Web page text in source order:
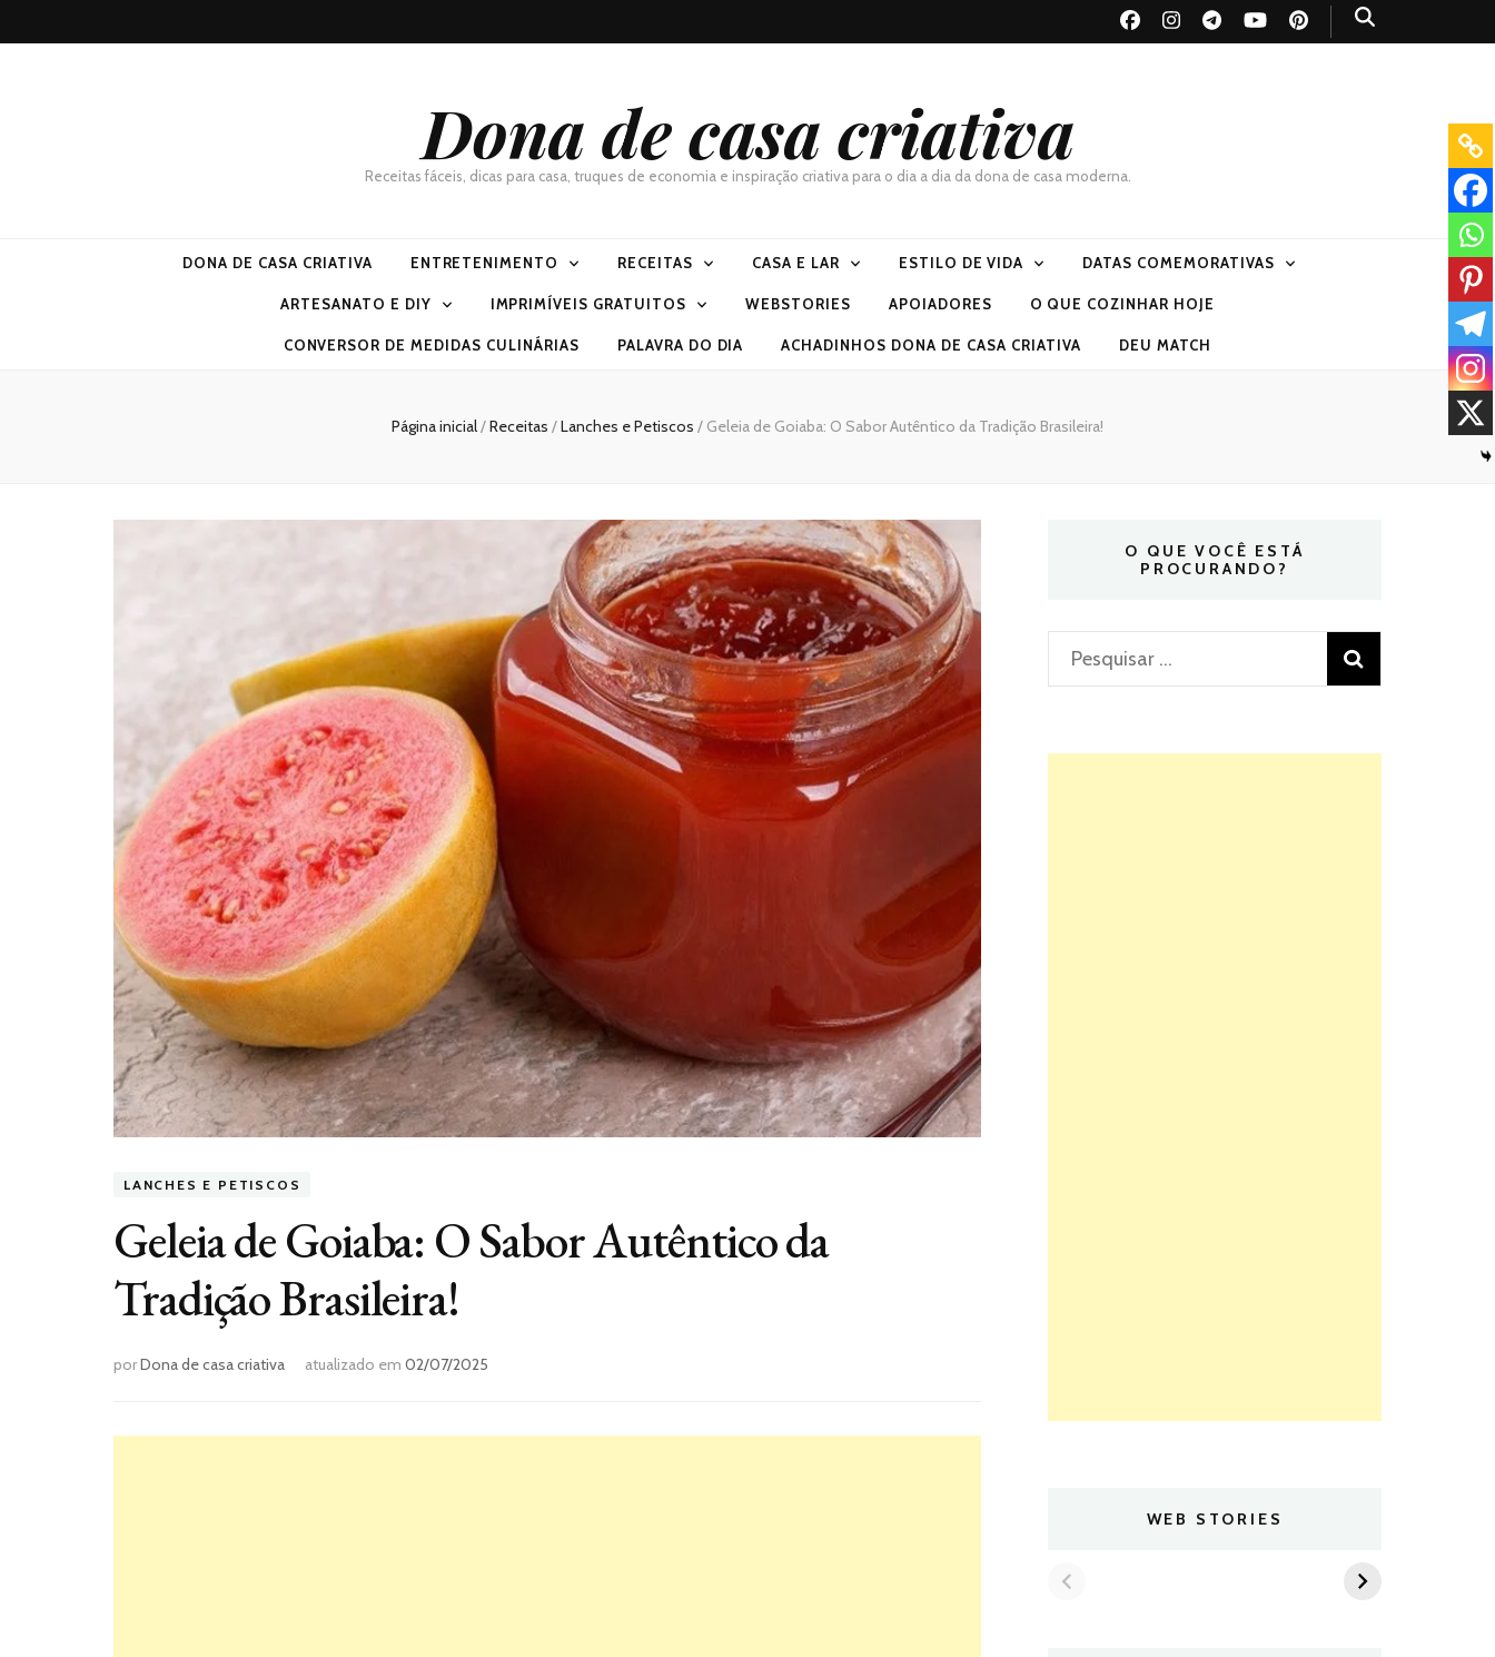
Dona de casa criativa
Receitas fáceis, dicas para casa, truques de economia e inspiração criativa para o dia a dia da dona de casa moderna.
DONA DE CASA CRIATIVA ENTRETENIMENTO RECEITAS CASA E LAR ESTILO DE VIDA DATAS COMEMORATIVAS
ARTESANATO E DIY IMPRIMÍVEIS GRATUITOS WEBSTORIES APOIADORES O QUE COZINHAR HOJE
CONVERSOR DE MEDIDAS CULINÁRIAS PALAVRA DO DIA ACHADINHOS DONA DE CASA CRIATIVA DEU MATCH
Página inicial/Receitas /Lanches e Petiscos / Geleia de Goiaba: O Sabor Autêntico da Tradição Brasileira!
LANCHES E PETISCOS
Geleia de Goiaba: O Sabor Autêntico da
Tradição Brasileira!
porDona de casa criativa atualizado em 02/07/2025
O QUE VOCÊ ESTÁ
PROCURANDO?
Pesquisar
por:
WEB STORIES